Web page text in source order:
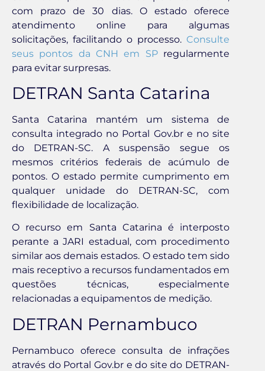
com prazo de 30 dias. O estado oferece
atendimento online para algumas
solicitações, facilitando o processo. Consulte
seus pontos da CNH em SPregularmente
para evitar surpresas.
DETRAN Santa Catarina
Santa Catarina mantém um sistema de
consulta integrado no Portal Gov.br e no site
do DETRAN-SC. A suspensão segue os
mesmos critérios federais de acúmulo de
pontos. O estado permite cumprimento em
qualquer unidade do DETRAN-SC, com
flexibilidade de localização.
O recurso em Santa Catarina é interposto
perante a JARI estadual, com procedimento
similar aos demais estados. O estado tem sido
mais receptivo a recursos fundamentados em
questões técnicas, especialmente
relacionadas a equipamentos de medição.
DETRAN Pernambuco
Pernambuco oferece consulta de infrações
através do Portal Gov.br e do site do DETRAN-